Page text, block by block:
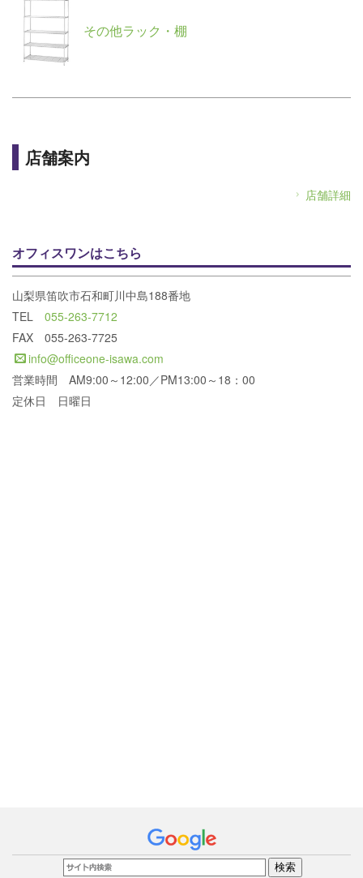
その他ラック・棚
店舗案内
店舗詳細
オフィスワンはこちら
山梨県笛吹市石和町川中島188番地
TEL 055-263-7712
FAX 055-263-7725
info@officeone-isawa.com
営業時間 AM9:00～12:00／PM13:00～18：00
定休日 日曜日